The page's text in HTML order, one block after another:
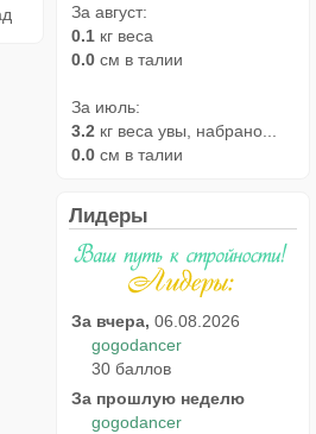
За август:
0.1 кг веса
0.0 см в талии
За июль:
3.2 кг веса увы, набрано...
0.0 см в талии
Лидеры
За вчера, 06.08.2026
gogodancer
30 баллов
За прошлую неделю
gogodancer